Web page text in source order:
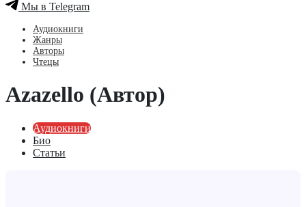
Мы в Telegram
Аудиокниги
Жанры
Авторы
Чтецы
Azazello (Автор)
Аудиокниги
Био
Статьи